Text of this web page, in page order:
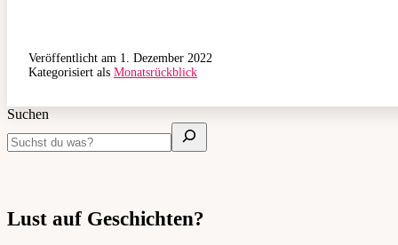
Veröffentlicht am 1. Dezember 2022
Kategorisiert als Monatsrückblick
Suchen
Lust auf Geschichten?